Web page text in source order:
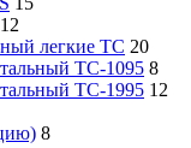
12
легкие ТС 20
TC-1095 8
TC-1995 12
8